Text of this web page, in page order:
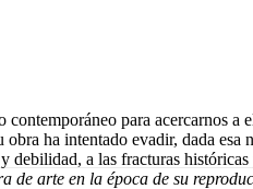
para acercarnos a
ha intentado evadir, dada esa
a las fracturas
de arte en la época de su